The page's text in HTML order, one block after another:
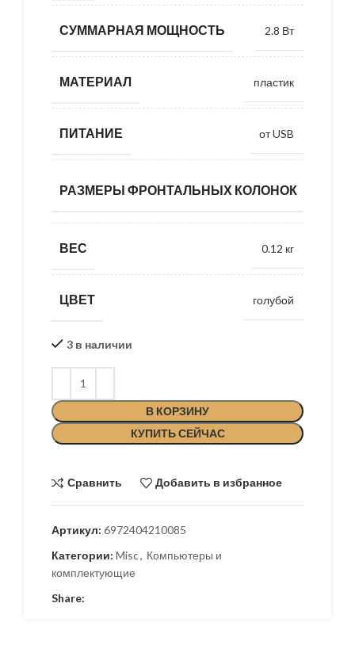
СУММАРНАЯ МОЩНОСТЬ 2.8 Вт
МАТЕРИАЛ пластик
ПИТАНИЕ от USB
РАЗМЕРЫ ФРОНТАЛЬНЫХ КОЛОНОК
ВЕС 0.12 кг
ЦВЕТ голубой
3 в наличии
В КОРЗИНУ
КУПИТЬ СЕЙЧАС
Сравнить Добавить в избранное
Артикул: 6972404210085
Категории: Misc, Компьютеры и
комплектующие
Share: